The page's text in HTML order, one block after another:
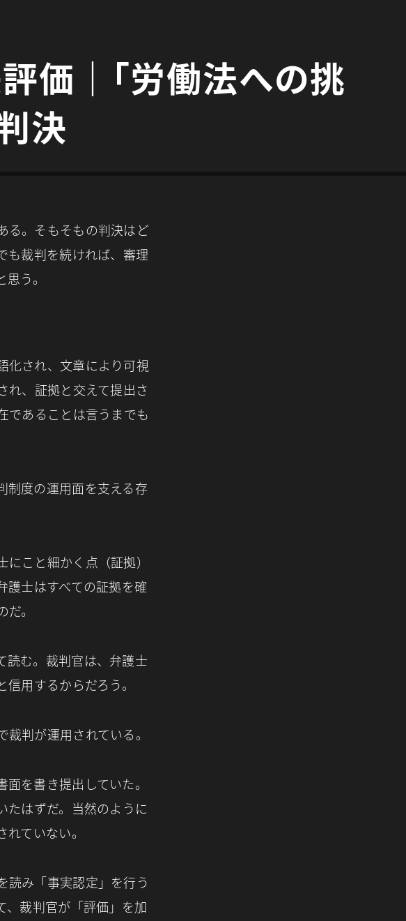
価｜「労働法への挑
決
る。そもそもの判決はど
も裁判を続ければ、審理
う。
化され、文章により可視
れ、証拠と交えて提出さ
であることは言うまでも
制度の運用面を支える存
こと細かく点（証拠）
護士はすべての証拠を確
。
読む。裁判官は、弁護士
用するからだろう。
判が運用されている。
を書き提出していた。
たはずだ。当然のように
ていない。
読み「事実認定」を行う
、裁判官が「評価」を加